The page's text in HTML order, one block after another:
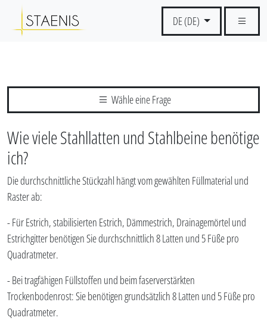
DE (DE)
Wähle eine Frage
Wie viele Stahllatten und Stahlbeine benötige
ich?
Die durchschnittliche Stückzahl hängt vom gewählten Füllmaterial und
Raster ab:
- Für Estrich, stabilisierten Estrich, Dämmestrich, Drainagemörtel und
Estrichgitter benötigen Sie durchschnittlich 8 Latten und 5 Füße pro
Quadratmeter.
- Bei tragfähigen Füllstoffen und beim faserverstärkten
Trockenbodenrost: Sie benötigen grundsätzlich 8 Latten und 5 Füße pro
Quadratmeter.